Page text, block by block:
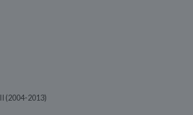
II (2004-2013)